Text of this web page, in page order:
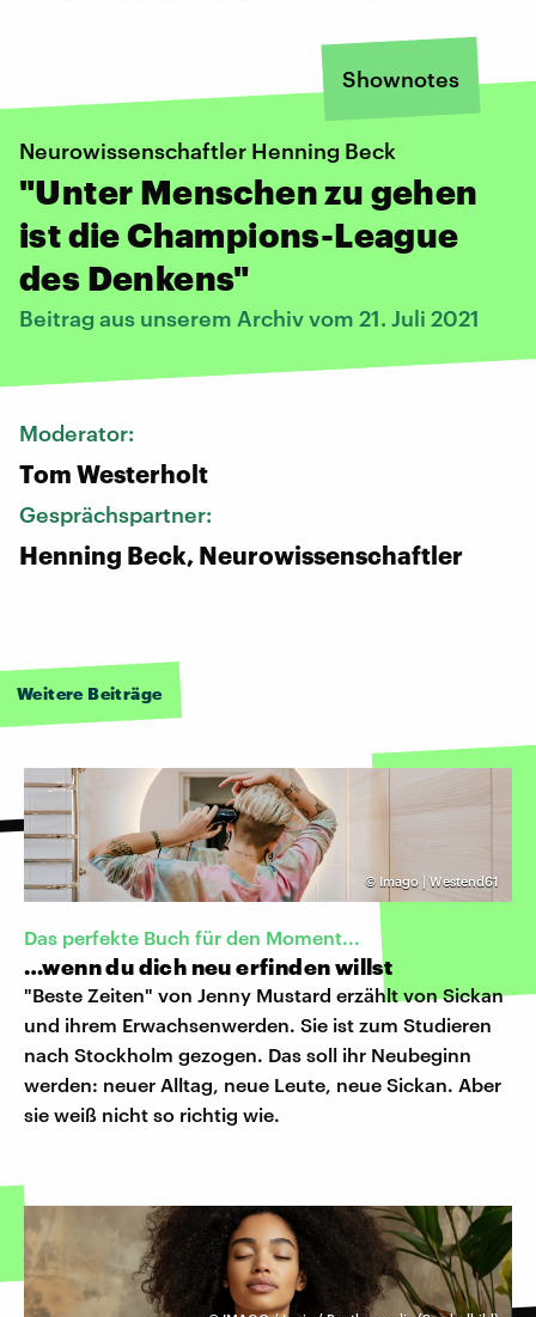
Shownotes
Neurowissenschaftler Henning Beck
"Unter Menschen zu gehen
ist die Champions-League
des Denkens"
Beitrag aus unserem Archiv vom 21. Juli 2021
Moderator:
Tom Westerholt
Gesprächspartner:
Henning Beck, Neurowissenschaftler
Weitere Beiträge
© Imago | Westend61
Das perfekte Buch für den Moment...
…wenn du dich neu erfinden willst
"Beste Zeiten" von Jenny Mustard erzählt von Sickan
und ihrem Erwachsenwerden. Sie ist zum Studieren
nach Stockholm gezogen. Das soll ihr Neubeginn
werden: neuer Alltag, neue Leute, neue Sickan. Aber
sie weiß nicht so richtig wie.